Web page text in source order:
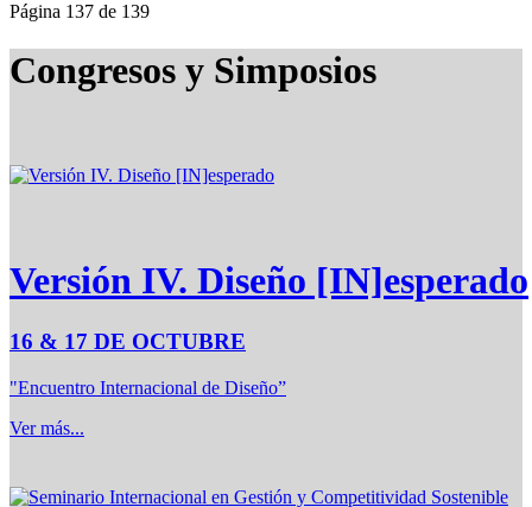
Página 137 de 139
Congresos y Simposios
Versión IV. Diseño [IN]esperado
16 & 17 DE OCTUBRE
"Encuentro Internacional de Diseño”
Ver más...